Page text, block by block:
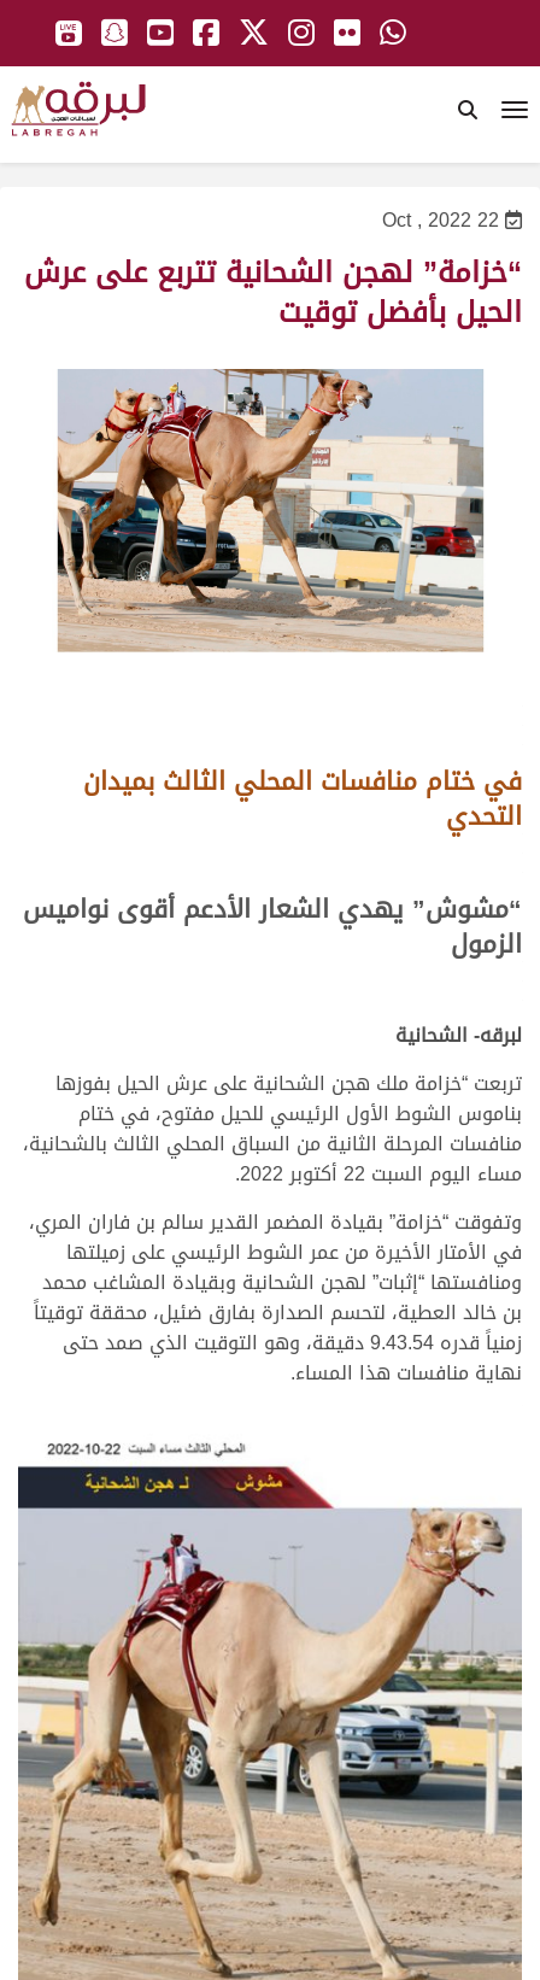
22 Oct , 2022
“خزامة” لهجن الشحانية تتربع على عرش
الحيل بأفضل توقيت
في ختام منافسات المحلي الثالث بميدان
التحدي
“مشوش” يهدي الشعار الأدعم أقوى نواميس
الزمول
لبرقه- الشحانية
تربعت “خزامة ملك هجن الشحانية على عرش الحيل بفوزها
بناموس الشوط الأول الرئيسي للحيل مفتوح، في ختام
منافسات المرحلة الثانية من السباق المحلي الثالث بالشحانية،
مساء اليوم السبت 22 أكتوبر 2022.
وتفوقت “خزامة” بقيادة المضمر القدير سالم بن فاران المري،
في الأمتار الأخيرة من عمر الشوط الرئيسي على زميلتها
ومنافستها “إثبات” لهجن الشحانية وبقيادة المشاغب محمد
بن خالد العطية، لتحسم الصدارة بفارق ضئيل، محققة توقيتاً
زمنياً قدره 9.43.54 دقيقة، وهو التوقيت الذي صمد حتى
نهاية منافسات هذا المساء.